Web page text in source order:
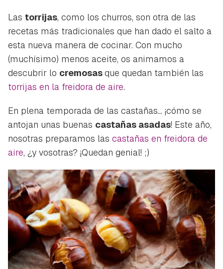
Las torrijas, como los churros, son otra de las
recetas más tradicionales que han dado el salto a
esta nueva manera de cocinar. Con mucho
(muchísimo) menos aceite, os animamos a
descubrir lo cremosasque quedan también las
torrijas en la freidora de aire.
En plena temporada de las castañas... ¡cómo se
antojan unas buenas castañas asadas! Este año,
nosotras preparamos las castañas en freidora de
aire, ¿y vosotras? ¡Quedan genial! ;)